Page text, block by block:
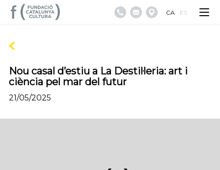
CA ES
Nou casal d’estiu a La Destil·leria: art i
ciència pel mar del futur
21/05/2025